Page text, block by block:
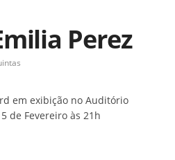
Perez
em exibição no Auditório
de Fevereiro às 21h